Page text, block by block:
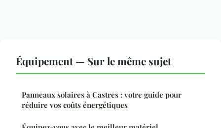
Équipement — Sur le même sujet
Panneaux solaires à Castres : votre guide pour
réduire vos coûts énergétiques